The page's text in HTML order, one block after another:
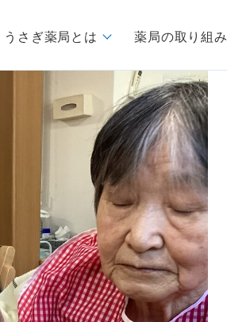
うさぎ薬局とは 薬局の取り組み